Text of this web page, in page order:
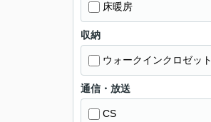
床暖房
収納
ウォークインクロゼット
通信・放送
CS